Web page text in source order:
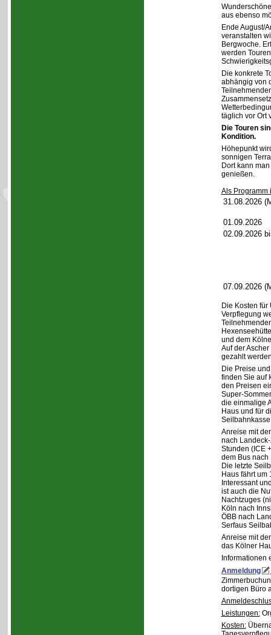
aus ebenso
Ende August/
veranstalten
Bergwoche.
werden
Die konkrete
abhängig von
täglich vor Ort
Die Touren
Kondition.
Höhepunkt
sonnigen
Dort kann
genießen.
Als Programm
31.08.2026
01.09.2026
02.09.2026
07.09.2026
Die Kosten für
Verpflegung
und dem
Auf der
gezahlt
Die Preise
finden Sie auf
den Preisen
Super-
die einmalige
Haus und für
Anreise mit
nach
Stunden (ICE
dem Bus nach
Die letzte
Haus fährt um
Interessant
ist auch die
Nachtzuges
Köln nach
ÖBB nach
Serfaus
Anreise mit
das Kölner
Informationen
Anmeldung
dortigen Büro
Leistungen:
Kosten: